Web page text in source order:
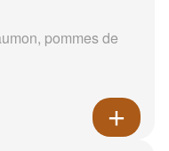
pommes de